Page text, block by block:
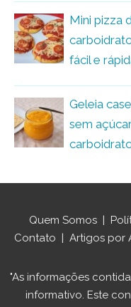
Mini pizza
fácil e
Geleia
sem
Quem Somos |
Contato | Artigos por
"As informações
informativo. Este